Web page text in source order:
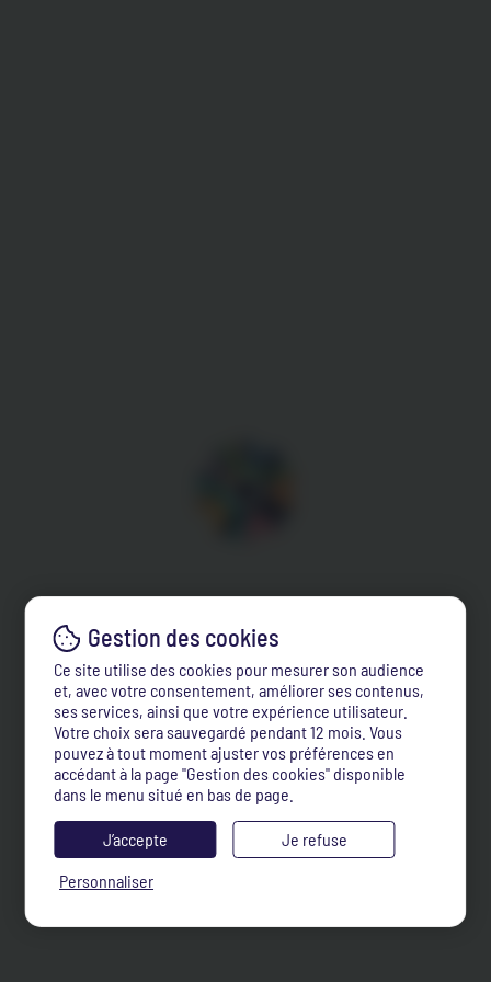
Ce site utilise des cookies pour mesurer son audience
et, avec votre consentement, améliorer ses contenus,
ses services, ainsi que votre expérience utilisateur.
Votre choix sera sauvegardé pendant 12 mois. Vous
pouvez à tout moment ajuster vos préférences en
accédant à la page "Gestion des cookies" disponible
dans le menu situé en bas de page.
J’accepte
Je refuse
Personnaliser